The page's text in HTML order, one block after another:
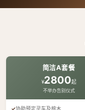
简洁A套餐
¥2800起
不举办告别仪式
协助预定灵车及棺木